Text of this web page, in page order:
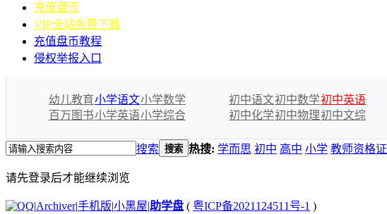
充值盘币
VIP全站免费下载
充值盘币教程
侵权举报入口
幼儿教育小学语文小学数学
百万图书小学英语小学综合
初中语文初中数学初中英语
初中化学初中物理初中文综
搜索 搜索 热搜: 学而思 初中 高中 小学 教师资格证
请先登录后才能继续浏览
|Archiver|手机版|小黑屋|助学盘 ( 粤ICP备2021124511号-1 )